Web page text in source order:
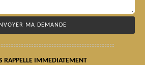
RAPPELLE IMMEDIATEMENT